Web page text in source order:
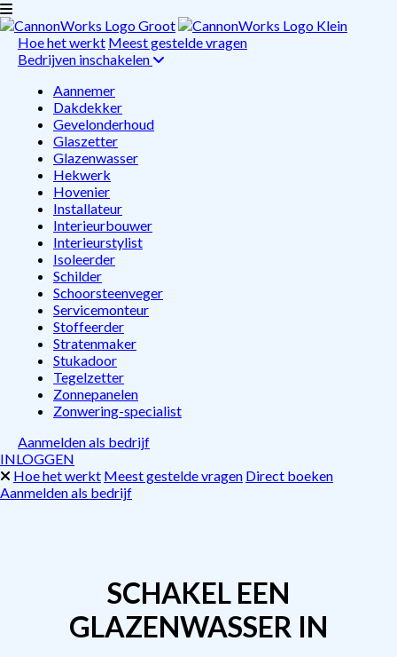
Hoe het werkt Meest gestelde vragen
Bedrijven inschakelen
Aannemer
Dakdekker
Gevelonderhoud
Glaszetter
Glazenwasser
Hekwerk
Hovenier
Installateur
Interieurbouwer
Interieurstylist
Isoleerder
Schilder
Schoorsteenveger
Servicemonteur
Stoffeerder
Stratenmaker
Stukadoor
Tegelzetter
Zonnepanelen
Zonwering-specialist
Aanmelden als bedrijf
INLOGGEN
Hoe het werkt Meest gestelde vragen Direct boeken
Aanmelden als bedrijf
SCHAKEL EEN
GLAZENWASSER IN